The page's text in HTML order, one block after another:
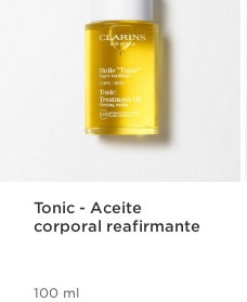
Tonic - Aceite
corporal reafirmante
100 ml